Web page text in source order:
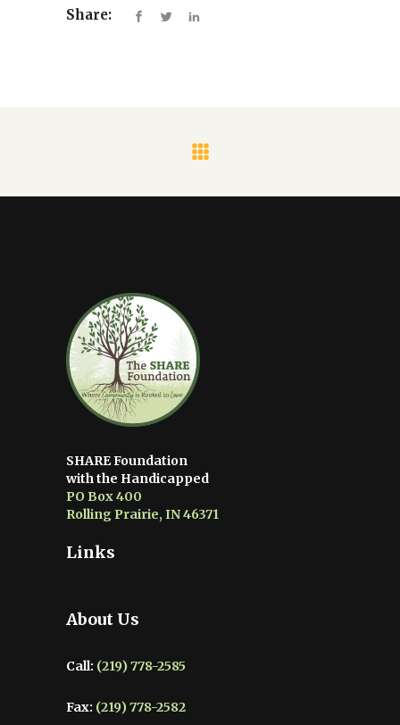
Share:
SHARE Foundation
with the Handicapped
PO Box 400
Rolling Prairie, IN 46371
Links
About Us
Call: (219) 778-2585
Fax: (219) 778-2582